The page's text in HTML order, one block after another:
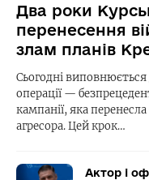
Два роки
перенесення
злам планів
Сьогодні виповнюється
операції —
кампанії, яка
агресора. Цей крок…
Актор і